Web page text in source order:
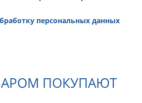
персональных данных
ПОКУПАЮТ